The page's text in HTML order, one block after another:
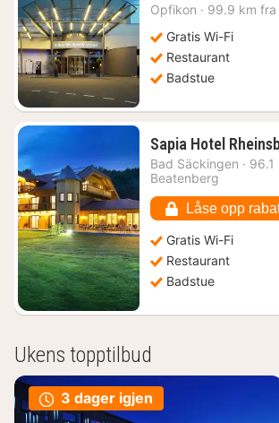
Opfikon · 99.9 km fra
Gratis Wi-Fi
Restaurant
Badstue
Sapia Hotel
Bad Säckingen · 96.1
Beatenberg
Låse opp
Gratis Wi-Fi
Restaurant
Badstue
Ukens topptilbud
3 dager igjen